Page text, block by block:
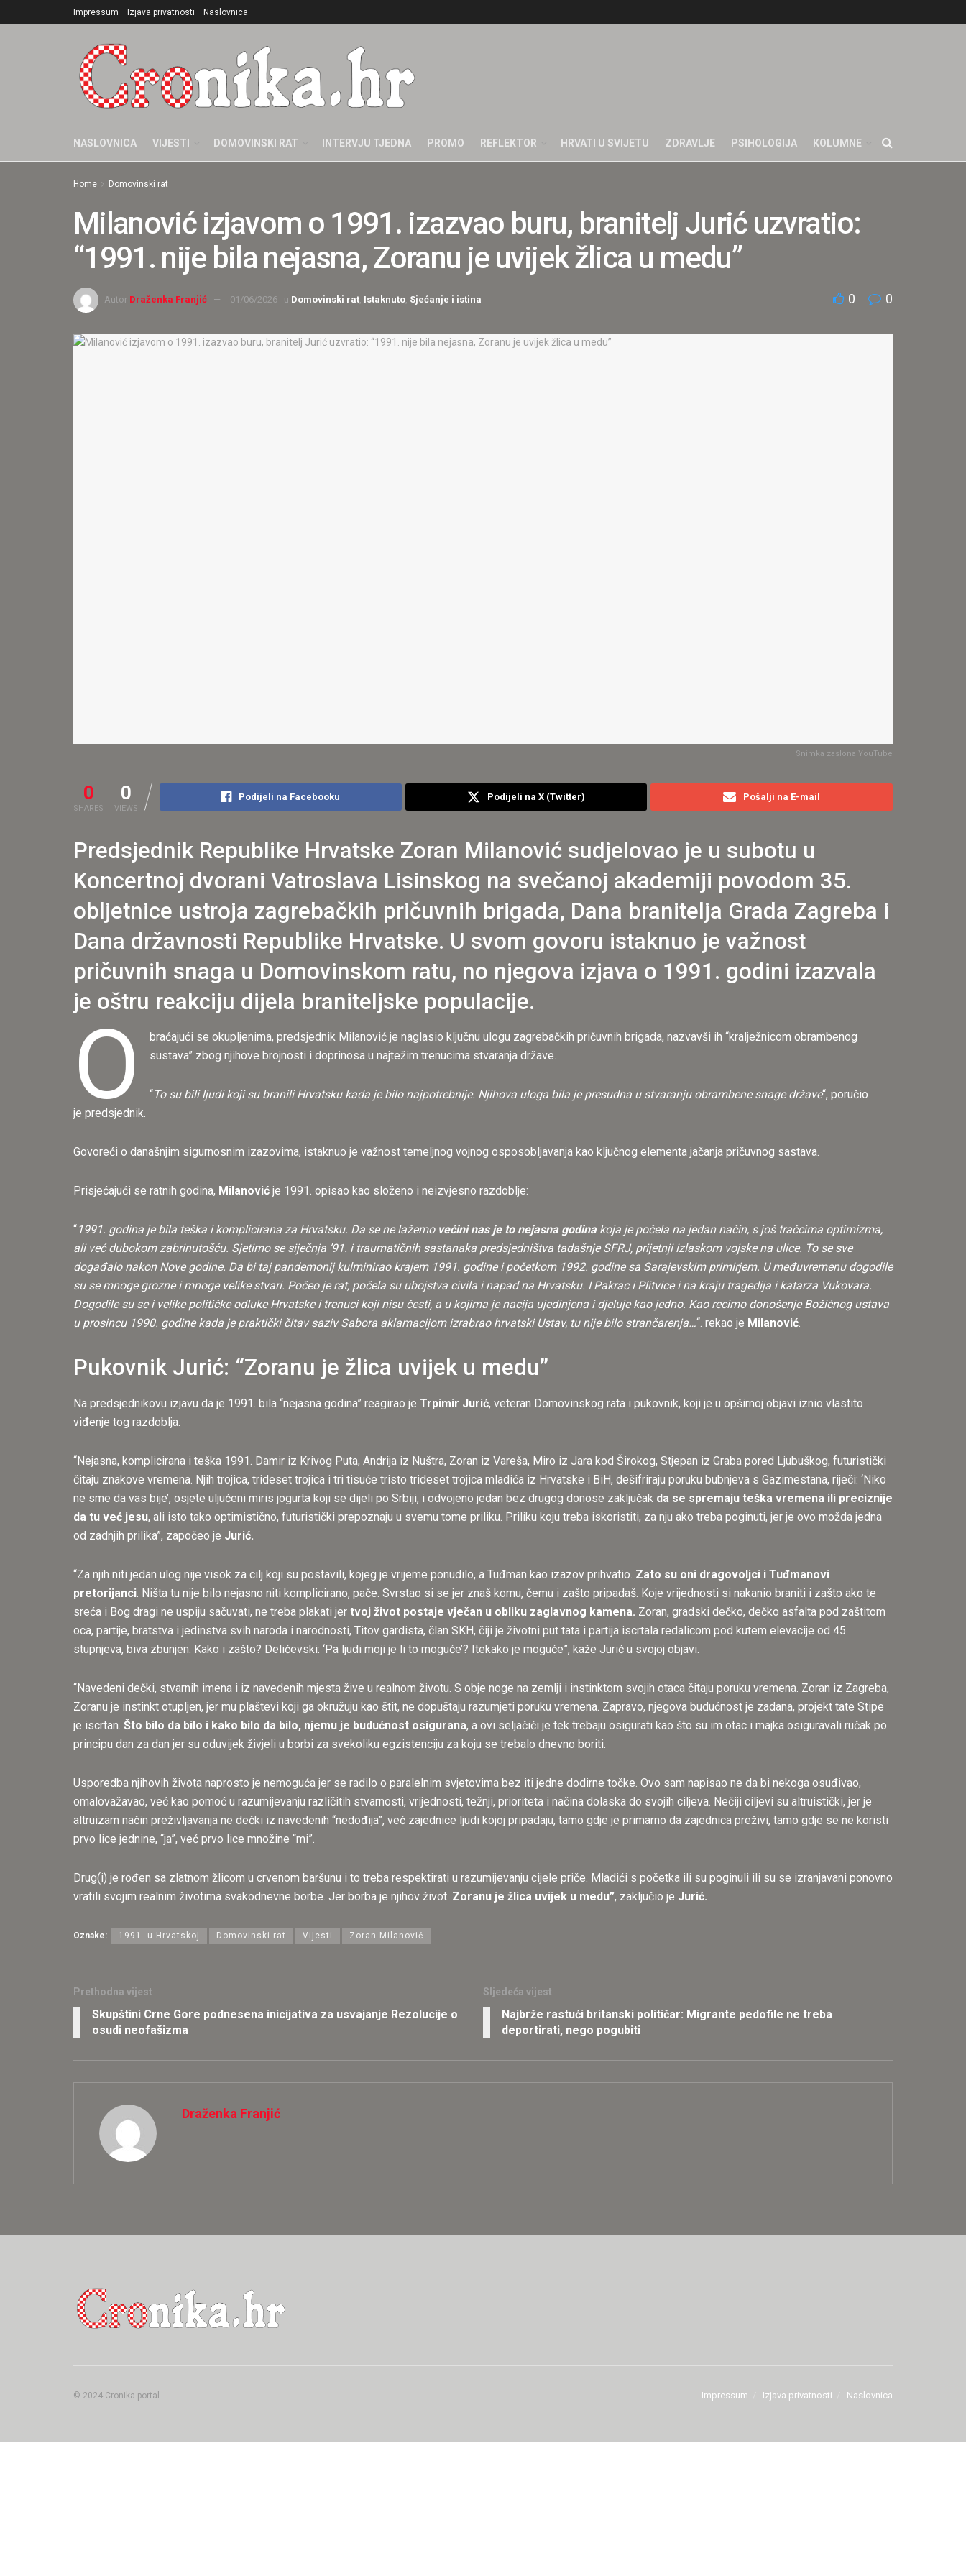
Impressum Izjava privatnosti Naslovnica
NASLOVNICA VIJESTI DOMOVINSKI RAT INTERVJU TJEDNA PROMO REFLEKTOR HRVATI U SVIJETU ZDRAVLJE PSIHOLOGIJA KOLUMNE
Home Domovinski rat
Milanović izjavom o 1991. izazvao buru, branitelj Jurić uzvratio:
“1991. nije bila nejasna, Zoranu je uvijek žlica u medu”
Autor Draženka Franjić 01/06/2026 u Domovinski rat Istaknuto Sjećanje i istina 0 0
Snimka zaslona YouTube
0
SHARES
0
VIEWS
Podijeli na Facebooku Podijeli na X (Twitter) Pošalji na E-mail
Predsjednik Republike Hrvatske Zoran Milanović sudjelovao je u subotu u
Koncertnoj dvorani Vatroslava Lisinskog na svečanoj akademiji povodom 35.
obljetnice ustroja zagrebačkih pričuvnih brigada, Dana branitelja Grada Zagreba i
Dana državnosti Republike Hrvatske. U svom govoru istaknuo je važnost
pričuvnih snaga u Domovinskom ratu, no njegova izjava o 1991. godini izazvala
je oštru reakciju dijela braniteljske populacije.
O
braćajući se okupljenima, predsjednik Milanović je naglasio ključnu ulogu zagrebačkih pričuvnih brigada, nazvavši ih “kralježnicom obrambenog
sustava” zbog njihove brojnosti i doprinosa u najtežim trenucima stvaranja države.
“To su bili ljudi koji su branili Hrvatsku kada je bilo najpotrebnije. Njihova uloga bila je presudna u stvaranju obrambene snage države“, poručio
je predsjednik.
Govoreći o današnjim sigurnosnim izazovima, istaknuo je važnost temeljnog vojnog osposobljavanja kao ključnog elementa jačanja pričuvnog sastava.
Prisjećajući se ratnih godina, Milanović je 1991. opisao kao složeno i neizvjesno razdoblje:
“1991. godina je bila teška i komplicirana za Hrvatsku. Da se ne lažemo većini nas je to nejasna godinakoja je počela na jedan način, s još tračcima optimizma,
ali već dubokom zabrinutošću. Sjetimo se siječnja ’91. i traumatičnih sastanaka predsjedništva tadašnje SFRJ, prijetnji izlaskom vojske na ulice. To se sve
događalo nakon Nove godine. Da bi taj pandemonij kulminirao krajem 1991. godine i početkom 1992. godine sa Sarajevskim primirjem. U međuvremenu dogodile
su se mnoge grozne i mnoge velike stvari. Počeo je rat, počela su ubojstva civila i napad na Hrvatsku. I Pakrac i Plitvice i na kraju tragedija i katarza Vukovara.
Dogodile su se i velike političke odluke Hrvatske i trenuci koji nisu česti, a u kojima je nacija ujedinjena i djeluje kao jedno. Kao recimo donošenje Božićnog ustava
u prosincu 1990. godine kada je praktički čitav saziv Sabora aklamacijom izrabrao hrvatski Ustav, tu nije bilo strančarenja…“. rekao je Milanović.
Pukovnik Jurić: “Zoranu je žlica uvijek u medu”
Na predsjednikovu izjavu da je 1991. bila “nejasna godina” reagirao je Trpimir Jurić, veteran Domovinskog rata i pukovnik, koji je u opširnoj objavi iznio vlastito
viđenje tog razdoblja.
“Nejasna, komplicirana i teška 1991. Damir iz Krivog Puta, Andrija iz Nuštra, Zoran iz Vareša, Miro iz Jara kod Širokog, Stjepan iz Graba pored Ljubuškog, futuristički
čitaju znakove vremena. Njih trojica, trideset trojica i tri tisuće tristo trideset trojica mladića iz Hrvatske i BiH, dešifriraju poruku bubnjeva s Gazimestana, riječi: ‘Niko
ne sme da vas bije’, osjete uljućeni miris jogurta koji se dijeli po Srbiji, i odvojeno jedan bez drugog donose zaključak da se spremaju teška vremena ili preciznije
da tu već jesu, ali isto tako optimistično, futuristički prepoznaju u svemu tome priliku. Priliku koju treba iskoristiti, za nju ako treba poginuti, jer je ovo možda jedna
od zadnjih prilika”, započeo je Jurić.
“Za njih niti jedan ulog nije visok za cilj koji su postavili, kojeg je vrijeme ponudilo, a Tuđman kao izazov prihvatio. Zato su oni dragovoljci i Tuđmanovi
pretorijanci. Ništa tu nije bilo nejasno niti komplicirano, pače. Svrstao si se jer znaš komu, čemu i zašto pripadaš. Koje vrijednosti si nakanio braniti i zašto ako te
sreća i Bog dragi ne uspiju sačuvati, ne treba plakati jer tvoj život postaje vječan u obliku zaglavnog kamena. Zoran, gradski dečko, dečko asfalta pod zaštitom
oca, partije, bratstva i jedinstva svih naroda i narodnosti, Titov gardista, član SKH, čiji je životni put tata i partija iscrtala redalicom pod kutem elevacije od 45
stupnjeva, biva zbunjen. Kako i zašto? Delićevski: ‘Pa ljudi moji je li to moguće’? Itekako je moguće”, kaže Jurić u svojoj objavi.
“Navedeni dečki, stvarnih imena i iz navedenih mjesta žive u realnom životu. S obje noge na zemlji i instinktom svojih otaca čitaju poruku vremena. Zoran iz Zagreba,
Zoranu je instinkt otupljen, jer mu plaštevi koji ga okružuju kao štit, ne dopuštaju razumjeti poruku vremena. Zapravo, njegova budućnost je zadana, projekt tate Stipe
je iscrtan. Što bilo da bilo i kako bilo da bilo, njemu je budućnost osigurana, a ovi seljačići je tek trebaju osigurati kao što su im otac i majka osiguravali ručak po
principu dan za dan jer su oduvijek živjeli u borbi za svekoliku egzistenciju za koju se trebalo dnevno boriti.
Usporedba njihovih života naprosto je nemoguća jer se radilo o paralelnim svjetovima bez iti jedne dodirne točke. Ovo sam napisao ne da bi nekoga osuđivao,
omalovažavao, već kao pomoć u razumijevanju različitih stvarnosti, vrijednosti, težnji, prioriteta i načina dolaska do svojih ciljeva. Nečiji ciljevi su altruistički, jer je
altruizam način preživljavanja ne dečki iz navedenih “nedođija”, već zajednice ljudi kojoj pripadaju, tamo gdje je primarno da zajednica preživi, tamo gdje se ne koristi
prvo lice jednine, “ja”, već prvo lice množine “mi”.
Drug(i) je rođen sa zlatnom žlicom u crvenom baršunu i to treba respektirati u razumijevanju cijele priče. Mladići s početka ili su poginuli ili su se izranjavani ponovno
vratili svojim realnim životima svakodnevne borbe. Jer borba je njihov život. Zoranu je žlica uvijek u medu”, zaključio je Jurić.
Oznake: 1991. u Hrvatskoj Domovinski rat Vijesti Zoran Milanović
Prethodna vijest
Skupštini Crne Gore podnesena inicijativa za usvajanje Rezolucije o
osudi neofašizma
Sljedeća vijest
Najbrže rastući britanski političar: Migrante pedofile ne treba
deportirati, nego pogubiti
Draženka Franjić
Impressum Izjava privatnosti Naslovnica
© 2024 Cronika portal